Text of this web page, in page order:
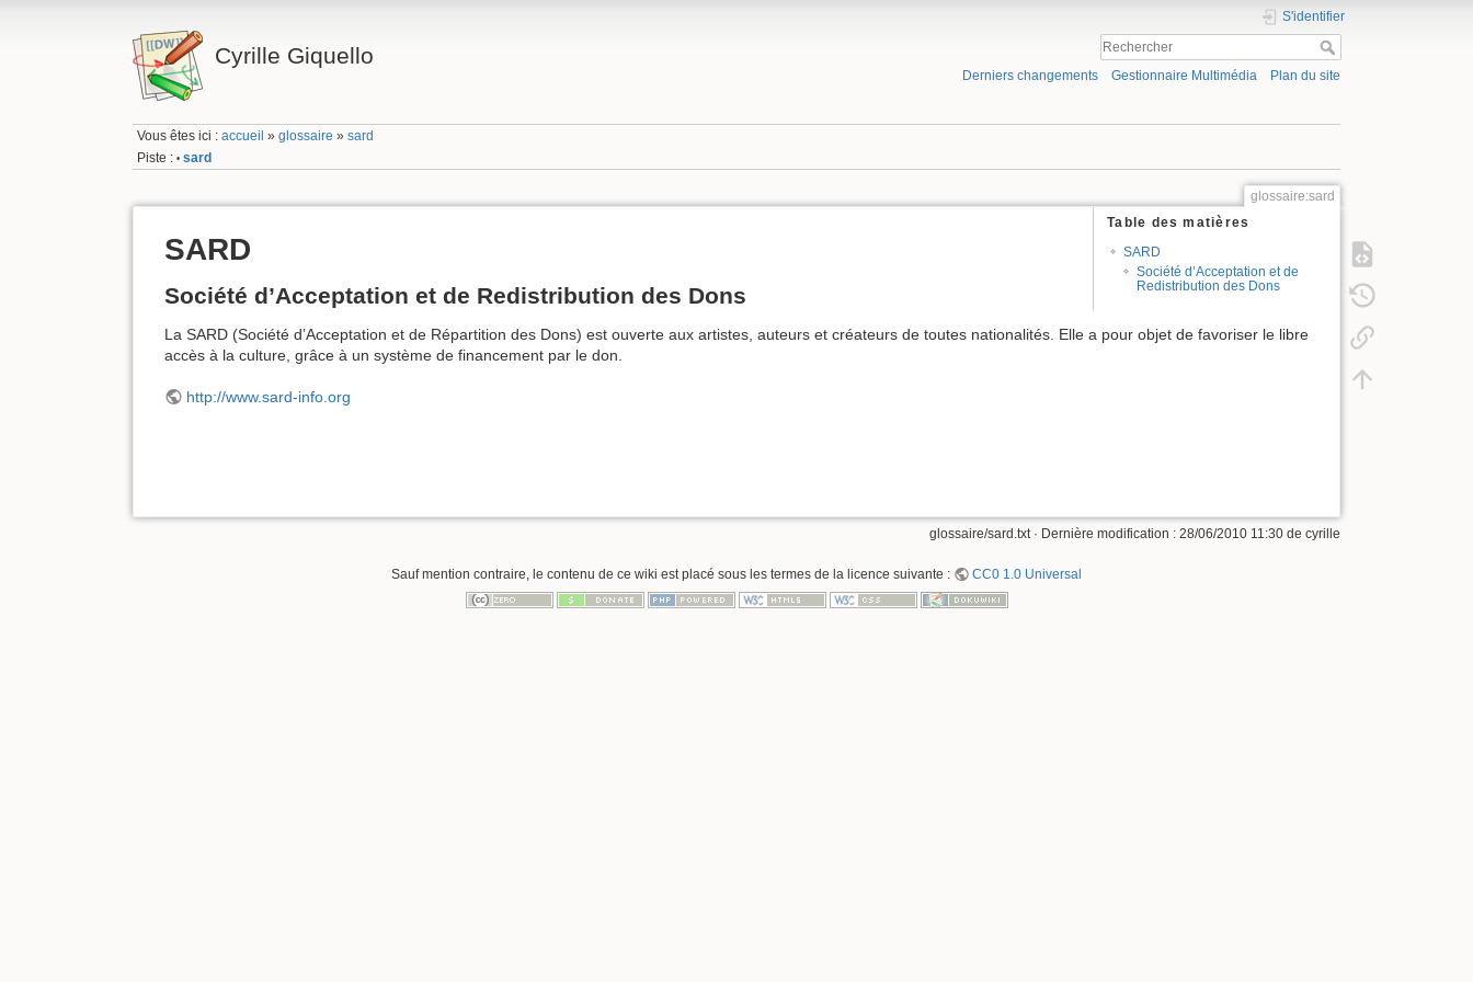
Cyrille Giquello
S'identifier
Derniers changements Gestionnaire Multimédia Plan du site
Vous êtes ici :accueil »glossaire »sard
Piste : • sard
glossaire:sard
Table des matières
SARD
Société d’Acceptation et de
Redistribution des Dons
SARD
Société d’Acceptation et de Redistribution des Dons
La SARD (Société d’Acceptation et de Répartition des Dons) est ouverte aux artistes, auteurs et créateurs de toutes nationalités. Elle a pour objet de favoriser le libre
accès à la culture, grâce à un système de financement par le don.
http://www.sard-info.org
glossaire/sard.txt· Dernière modification : 28/06/2010 11:30 de cyrille
Sauf mention contraire, le contenu de ce wiki est placé sous les termes de la licence suivante : CC0 1.0 Universal